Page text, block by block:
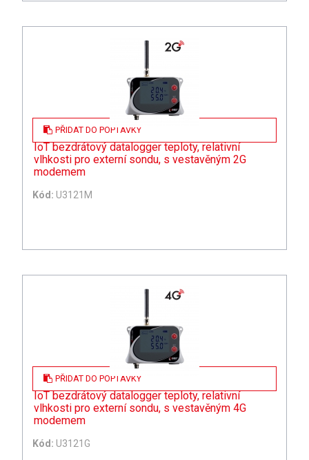
PŘIDAT DO POPTÁVKY
IoT bezdrátový datalogger teploty, relativní
vlhkosti pro externí sondu, s vestavěným 2G
modemem
Kód: U3121M
PŘIDAT DO POPTÁVKY
IoT bezdrátový datalogger teploty, relativní
vlhkosti pro externí sondu, s vestavěným 4G
modemem
Kód: U3121G